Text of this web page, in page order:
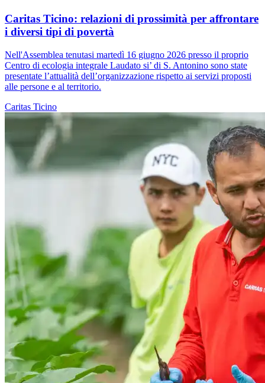
Caritas Ticino: relazioni di prossimità per affrontare
i diversi tipi di povertà
Nell'Assemblea tenutasi martedì 16 giugno 2026 presso il proprio
Centro di ecologia integrale Laudato si’ di S. Antonino sono state
presentate l’attualità dell’organizzazione rispetto ai servizi proposti
alle persone e al territorio.
Caritas Ticino